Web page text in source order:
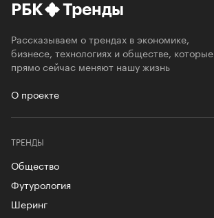
РБК Тренды
Рассказываем о трендах в экономике,
бизнесе, технологиях и обществе, которые
прямо сейчас меняют нашу жизнь
О проекте
ТРЕНДЫ
Общество
Футурология
Шеринг